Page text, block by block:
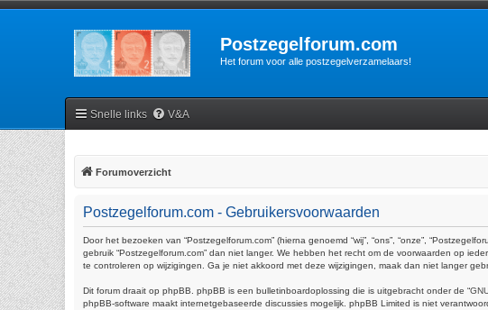
Postzegelforum.com
Het forum voor alle postzegelverzamelaars!
Snelle links V&A
Forumoverzicht
Postzegelforum.com - Gebruikersvoorwaarden
Door het bezoeken van “Postzegelforum.com” (hierna genoemd “wij”, “ons”, “onze”,
gebruik “Postzegelforum.com” dan niet langer. We hebben het recht om de voorwaarden op
te controleren op wijzigingen. Ga je niet akkoord met deze wijzigingen, maak dan niet langer
Dit forum draait op phpBB. phpBB is een bulletinboardoplossing die is uitgebracht onder de “
phpBB-software maakt internetgebaseerde discussies mogelijk. phpBB Limited is niet